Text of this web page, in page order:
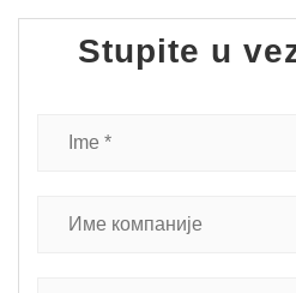
Stupite u